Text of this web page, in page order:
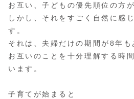
お互い、子どもの優先順位の方
しかし、それをすごく自然に感
す。
それは、夫婦だけの期間が8年も
お互いのことを十分理解する時
います。
子育てが始まると